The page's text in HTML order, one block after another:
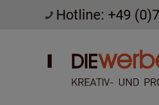
Hotline: +49